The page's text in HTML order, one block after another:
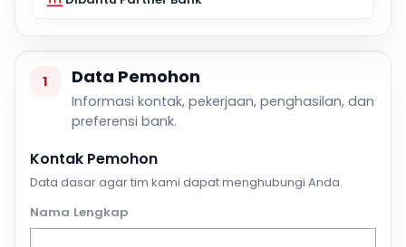
1 Data Pemohon
Informasi kontak, pekerjaan, penghasilan, dan
preferensi bank.
Kontak Pemohon
Data dasar agar tim kami dapat menghubungi Anda.
Nama Lengkap